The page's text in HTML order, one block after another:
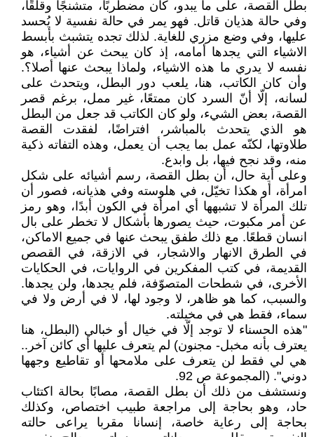
بطل القصة، على ما يبدو، كان مضطربًا، متشنجًا وقلقًا،
وفي حالة هذيان قاتل. فهو يمر في حالة نفسية لا يُحسد
عليها، وفي وضع مزري للغاية. لذلك تجده يتشبث بأبسط
الاشياء التي يجدها أمامه، إذ كان يبحث عن أشياء، هو
نفسه لا يدري ما هذه الاشياء، ولماذا يبحث عنها أصلا؟.
وأن كان الكاتب، هنا، يلعب دور البطل، ويتحدث على
لسانه، إلّا أنّ السرد كان ممتعًا، غير ممل، برغم قصر
القصة، بعض الشيء، ولو كان الكاتب قد جعل من البطل
هو الذي يتحدث بالمباشر، افتراضًا، لفقدت القصة
طلاوتها، لكنّه عمل بما يجب أن يعمل، وهذه التفاته ذكية
منه، وقد نجح فيها، بل وابدع.
وعلى أية حال، أن بطل القصة، رسم أشيائه على شكل
امرأة، أو هكذا تخيّل، في هلوسته وفي هذيانه، فصور أن
تلك المرأة لا تشبهها أي امرأة في الكون أبدًا، وهو رمز
عن أمر مكبوت، حيث يصورها بأشكال لا تخطر على بال
انسان قطعًا. مع ذلك طفق يبحث عنها في جميع الاماكن،
في الطرق الانهار والاشجار، في الازقة، في القصص
القديمة، في كتب المفكرين في الروايات، في الحكايات
الأخرى، في شطحات المتصوّفة، فلم يجدها، ولن يجدها.
والسبب، كما هو ظاهر، لا وجود لها، لا في أرض ولا في
سماء، فقط هي في مخيلته.
"هذه الحسناء لا توجد إلّا في خيال أو خبالي (البطل، هنا
يعترف بأنه مخبل- مجنون) لم يتعرف عليها أي كائن آخر..
هي لي فقط لن يتعرف على ملامحها أو تقاطيع وجهها
دوني". (المجموعة ص 92.
ونستشف من ذلك أن بطل القصة، مصابًا بحالة اكتئاب
حاد، وهو بحاجة إلى مراجعة طبيب اختصاص، وكذلك
بحاجة إلى رعاية خاصة، إنسانا مقربا يراعى حالته